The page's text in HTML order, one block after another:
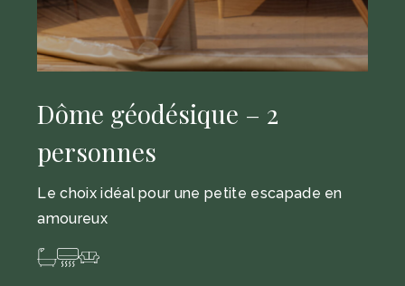
Dôme géodésique – 2
personnes
Le choix idéal pour une petite escapade en
amoureux